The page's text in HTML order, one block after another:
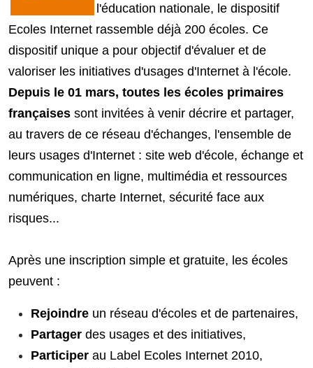
l'éducation nationale, le dispositif
Ecoles Internet rassemble déjà 200 écoles. Ce
dispositif unique a pour objectif d'évaluer et de
valoriser les initiatives d'usages d'Internet à l'école.
Depuis le 01 mars, toutes les écoles primaires
françaises sont invitées à venir décrire et partager,
au travers de ce réseau d'échanges, l'ensemble de
leurs usages d'Internet : site web d'école, échange et
communication en ligne, multimédia et ressources
numériques, charte Internet, sécurité face aux
risques...
Après une inscription simple et gratuite, les écoles
peuvent :
Rejoindre un réseau d'écoles et de partenaires,
Partager des usages et des initiatives,
Participer au Label Ecoles Internet 2010,